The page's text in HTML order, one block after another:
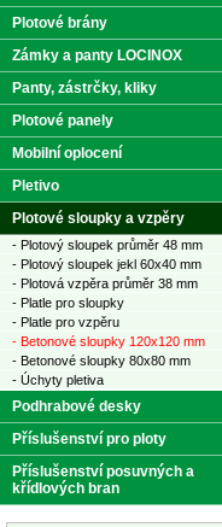
Plotové brány
Zámky a panty LOCINOX
Panty, zástrčky, kliky
Plotové panely
Mobilní oplocení
Pletivo
Plotové sloupky a vzpěry
- Plotový sloupek průměr 48 mm
- Plotový sloupek jekl 60x40 mm
- Plotová vzpěra průměr 38 mm
- Platle pro sloupky
- Platle pro vzpěru
- Betonové sloupky 120x120 mm
- Betonové sloupky 80x80 mm
- Úchyty pletiva
Podhrabové desky
Příslušenství pro ploty
Příslušenství posuvných a
křídlových bran